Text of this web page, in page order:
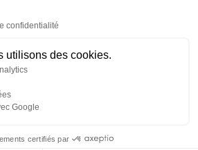
confidentialité
utilisons des cookies.
Google
certifiés par
0